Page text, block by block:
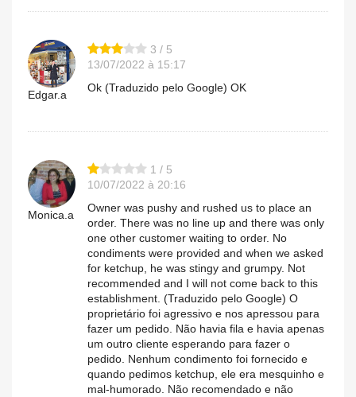
Edgar.a
3 / 5
13/07/2022 à 15:17
Ok (Traduzido pelo Google) OK
Monica.a
1 / 5
10/07/2022 à 20:16
Owner was pushy and rushed us to place an
order. There was no line up and there was only
one other customer waiting to order. No
condiments were provided and when we asked
for ketchup, he was stingy and grumpy. Not
recommended and I will not come back to this
establishment. (Traduzido pelo Google) O
proprietário foi agressivo e nos apressou para
fazer um pedido. Não havia fila e havia apenas
um outro cliente esperando para fazer o
pedido. Nenhum condimento foi fornecido e
quando pedimos ketchup, ele era mesquinho e
mal-humorado. Não recomendado e não